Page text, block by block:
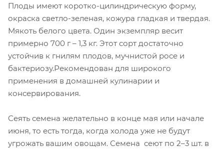
Плоды имеют коротко-цилиндрическую форму,
окраска светло-зеленая, кожура гладкая и твердая.
Мякоть белого цвета. Один экземпляр весит
примерно 700 г – 1,3 кг. Этот сорт достаточно
устойчив к гнилям плодов, мучнистой росе и
бактериозу.Рекомендован для широкого
применения в домашней кулинарии и
консервирования.
Сеять семена желательно в конце мая или начале
июня, то есть тогда, когда холода уже не будут
угрожать вашим овощам. Семена сеют по 2–3 шт. в